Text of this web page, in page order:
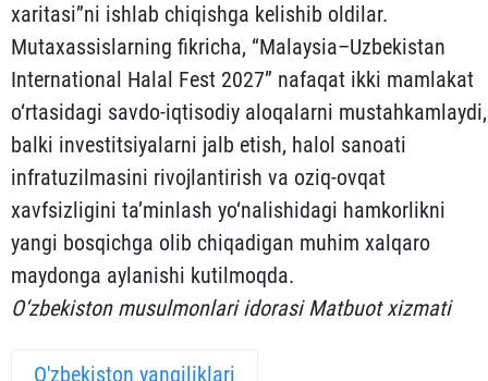
xaritasi”ni ishlab chiqishga kelishib oldilar.
Mutaxassislarning fikricha, “Malaysia–Uzbekistan
International Halal Fest 2027” nafaqat ikki mamlakat
o‘rtasidagi savdo-iqtisodiy aloqalarni mustahkamlaydi,
balki investitsiyalarni jalb etish, halol sanoati
infratuzilmasini rivojlantirish va oziq-ovqat
xavfsizligini ta’minlash yo‘nalishidagi hamkorlikni
yangi bosqichga olib chiqadigan muhim xalqaro
maydonga aylanishi kutilmoqda.
O‘zbekiston musulmonlari idorasi Matbuot xizmati
O'zbekiston yangiliklari